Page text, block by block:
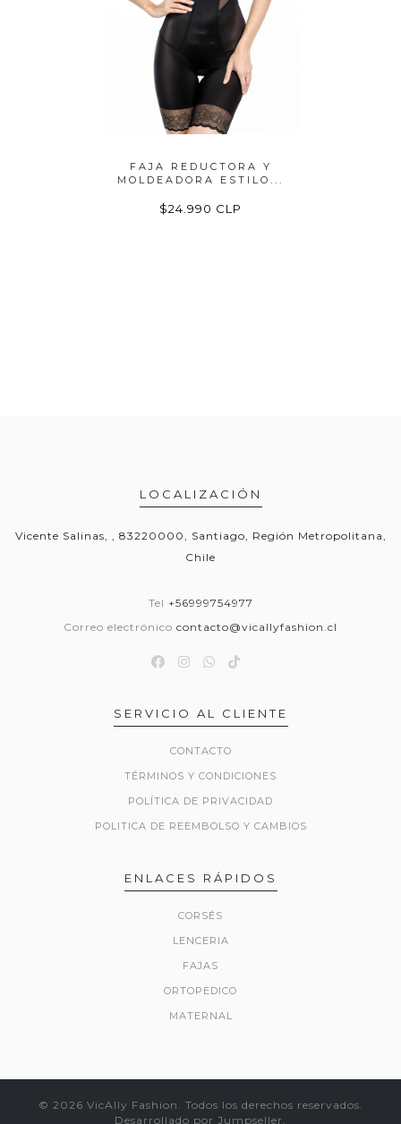
FAJA REDUCTORA Y
MOLDEADORA ESTILO...
$24.990 CLP
LOCALIZACIÓN
Vicente Salinas, , 83220000, Santiago, Región Metropolitana,
Chile
Tel +56999754977
Correo electrónico contacto@vicallyfashion.cl
SERVICIO AL CLIENTE
CONTACTO
TÉRMINOS Y CONDICIONES
POLÍTICA DE PRIVACIDAD
POLITICA DE REEMBOLSO Y CAMBIOS
ENLACES RÁPIDOS
CORSÉS
LENCERIA
FAJAS
ORTOPEDICO
MATERNAL
© 2026 VicAlly Fashion. Todos los derechos reservados.
Desarrollado por Jumpseller .